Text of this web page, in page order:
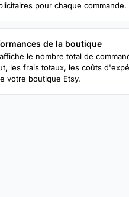
pour chaque commande.
de la boutique
le nombre total de
les frais totaux, les coûts
votre boutique Etsy.